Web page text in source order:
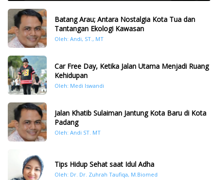
Batang Arau; Antara Nostalgia Kota Tua dan
Tantangan Ekologi Kawasan
Oleh: Andi, ST., MT
Car Free Day, Ketika Jalan Utama Menjadi Ruang
Kehidupan
Oleh: Medi Iswandi
Jalan Khatib Sulaiman Jantung Kota Baru di Kota
Padang
Oleh: Andi ST. MT
Tips Hidup Sehat saat Idul Adha
Oleh: Dr. Dr. Zuhrah Taufiqa, M.Biomed